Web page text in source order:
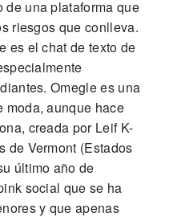
de una plataforma que
riesgos que conlleva.
es el chat de texto de
Omegle es una
moda, aunque hace
creada por Leif K-
de Vermont (Estados
último año de
social que se ha
y que apenas